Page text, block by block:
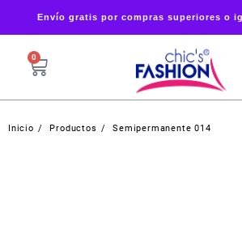
Envío gratis por compras superiores o
0
Inicio Productos Semipermanente 014